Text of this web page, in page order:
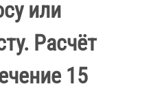
или
Расчёт
15